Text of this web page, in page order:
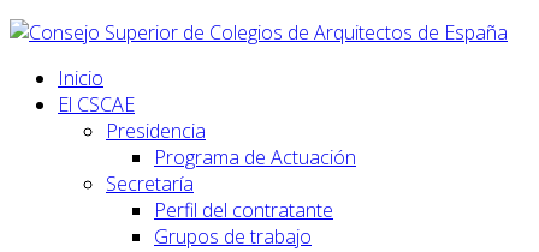
Inicio
El CSCAE
Presidencia
Programa de Actuación
Secretaría
Perfil del contratante
Grupos de trabajo